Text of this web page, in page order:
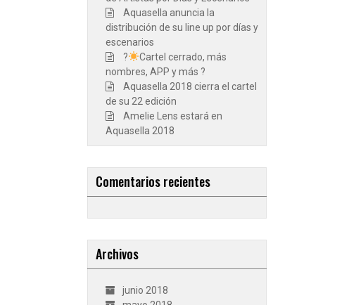
Aquasella anuncia la
distribución de su line up por días y
escenarios
?
Cartel cerrado, más
nombres, APP y más ?
Aquasella 2018 cierra el cartel
de su 22 edición
Amelie Lens estará en
Aquasella 2018
Comentarios recientes
Archivos
junio 2018